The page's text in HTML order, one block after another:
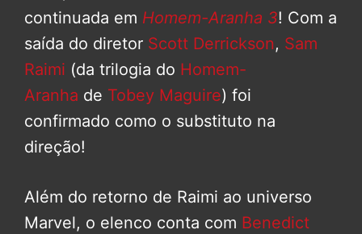
continuada em Homem-Aranha 3! Com a
saída do diretor Scott Derrickson, Sam
Raimi (da trilogia do Homem-
Aranha de Tobey Maguire) foi
confirmado como o substituto na
direção!
Além do retorno de Raimi ao universo
Marvel, o elenco conta com Benedict